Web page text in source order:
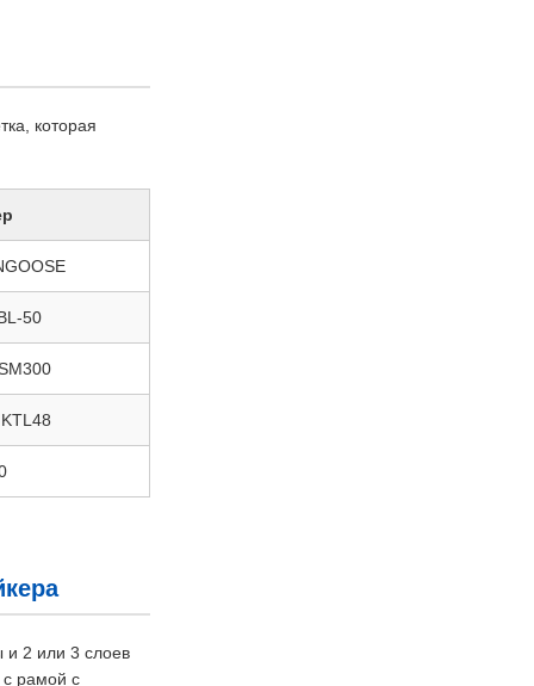
которая
50
и 2 или 3 слоев
с рамой с